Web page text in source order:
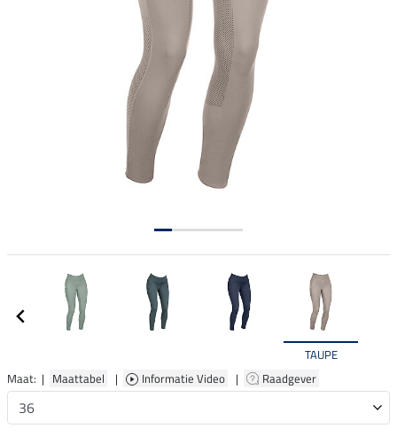
TAUPE
Maat: | Maattabel | Informatie Video | Raadgever